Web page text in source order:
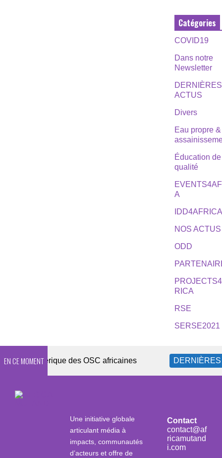
Catégories
COVID19
Dans notre
Newsletter
DERNIÈRES
ACTUS
Divers
Eau propre &
Éducation de
qualité
A
NOS ACTUS
ODD
RICA
RSE
SERSE2021
EN CE MOMENT
numérique des OSC africaines DERNIÈRES
Une initiative globale
articulant média à
impacts, communautés
d’acteurs et offre de
Contact
contact@af
ricamutand
i.com